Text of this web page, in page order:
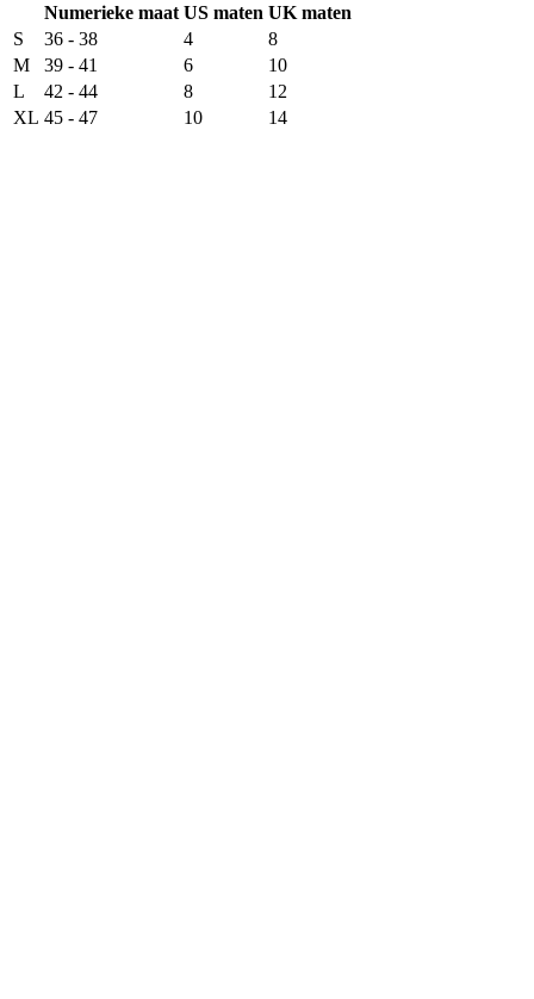
Numerieke maat US maten UK maten
S
36 - 38 4
8
M
39 - 41 6
10
L
42 - 44 8
12
XL 45 - 47 10 14